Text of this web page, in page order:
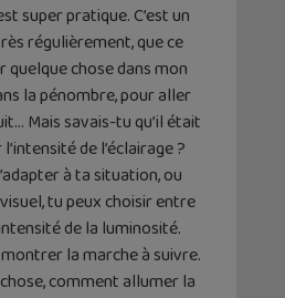
super pratique. C’est un
régulièrement, que ce
quelque chose dans mon
la pénombre, pour aller
Mais savais-tu qu’il était
de l’éclairage ?
à ta situation, ou
tu peux choisir entre
de la luminosité.
la marche à suivre.
comment allumer la